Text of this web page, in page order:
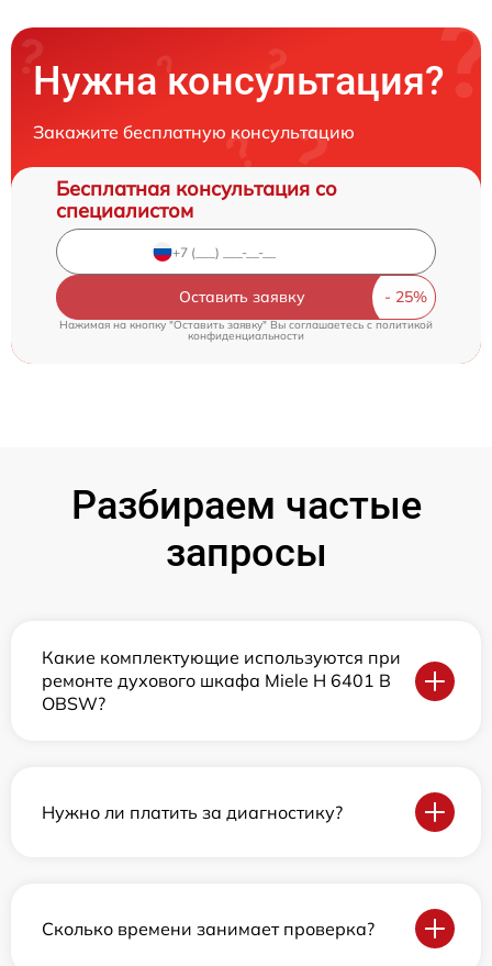
Нужна консультация?
Закажите бесплатную консультацию
Бесплатная консультация со
специалистом
Оставить заявку
Нажимая на кнопку "Оставить заявку" Вы соглашаетесь cполитикой
конфиденциальности
Разбираем частые
запросы
Какие комплектующие используются при
ремонте духового шкафа Miele H 6401 B
OBSW?
Нужно ли платить за диагностику?
Сколько времени занимает проверка?